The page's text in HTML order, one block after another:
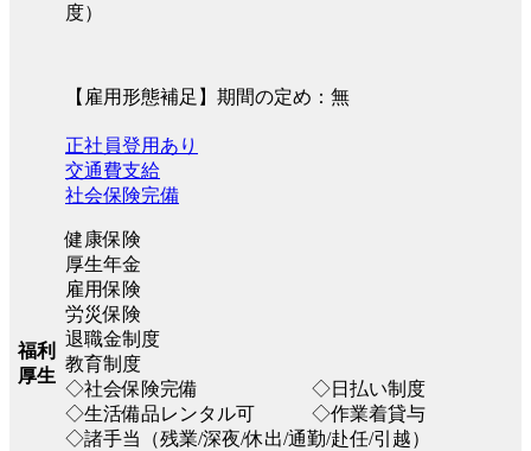
度）
【雇用形態補足】期間の定め：無
福利
厚生
正社員登用あり
交通費支給
社会保険完備
健康保険
厚生年金
雇用保険
労災保険
退職金制度
教育制度
◇社会保険完備 ◇日払い制度
◇生活備品レンタル可 ◇作業着貸与
◇諸手当（残業/深夜/休出/通勤/赴任/引越）